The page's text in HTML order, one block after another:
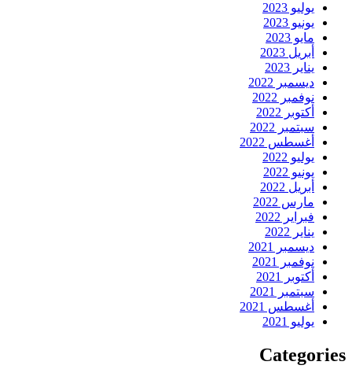
يوليو 2023
يونيو 2023
مايو 2023
أبريل 2023
يناير 2023
ديسمبر 2022
نوفمبر 2022
أكتوبر 2022
سبتمبر 2022
أغسطس 2022
يوليو 2022
يونيو 2022
أبريل 2022
مارس 2022
فبراير 2022
يناير 2022
ديسمبر 2021
نوفمبر 2021
أكتوبر 2021
سبتمبر 2021
أغسطس 2021
يوليو 2021
Categories